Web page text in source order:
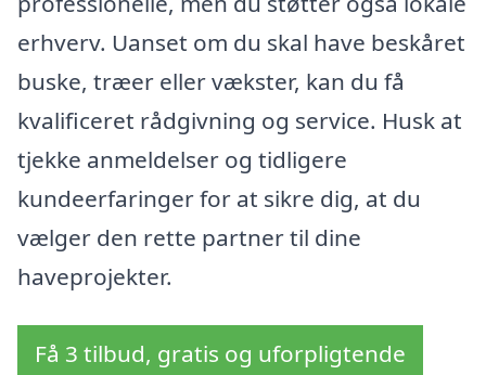
erhverv. Uanset om du skal have beskåret
buske, træer eller vækster, kan du få
kvalificeret rådgivning og service. Husk at
tjekke anmeldelser og tidligere
kundeerfaringer for at sikre dig, at du
vælger den rette partner til dine
haveprojekter.
Få 3 tilbud, gratis og uforpligtende